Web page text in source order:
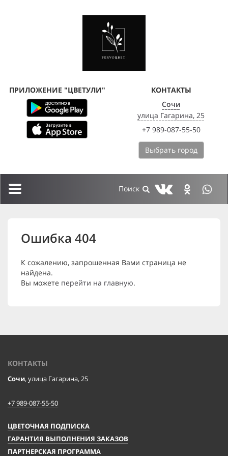
ПРИЛОЖЕНИЕ "ЦВЕТУЛИ"
КОНТАКТЫ
Сочи
улица Гагарина, 25
+7 989-087-55-50
Выбрать город
Toggle
Ошибка 404
К сожалению, запрошенная Вами страница не
найдена.
Вы можете перейти на главную.
КОНТАКТЫ
Сочи, улица Гагарина, 25
+7 989-087-55-50
ЦВЕТОЧНАЯ ПОДПИСКА
ГАРАНТИЯ ВЫПОЛНЕНИЯ ЗАКАЗОВ
ПАРТНЕРСКАЯ ПРОГРАММА